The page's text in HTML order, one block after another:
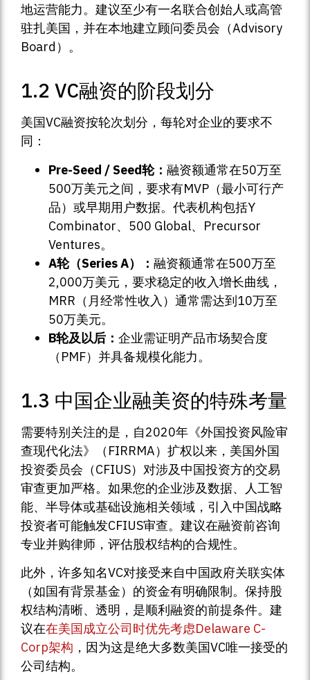
地运营能力。建议至少有一名联合创始人或高管
驻扎美国，并在本地建立顾问委员会（Advisory
Board）。
1.2 VC融资的阶段划分
美国VC融资按轮次划分，每轮对企业的要求不
同：
Pre-Seed / Seed轮： 融资额通常在50万至
500万美元之间，要求有MVP（最小可行产
品）或早期用户数据。代表机构包括Y
Combinator、500 Global、Precursor
Ventures。
A轮（Series A）： 融资额通常在500万至
2,000万美元，要求稳定的收入增长曲线，
MRR（月经常性收入）通常需达到10万至
50万美元。
B轮及以后： 企业需证明产品市场契合度
（PMF）并具备规模化能力。
1.3 中国企业融美资的特殊考量
需要特别关注的是，自2020年《外国投资风险审
查现代化法》（FIRRMA）扩权以来，美国外国
投资委员会（CFIUS）对涉及中国投资方的交易
审查更加严格。如果您的企业涉及数据、人工智
能、半导体或基础设施相关领域，引入中国战略
投资者可能触发CFIUS审查。建议在融资前咨询
专业并购律师，评估股权结构的合规性。
此外，许多知名VC对接受来自中国政府关联实体
（如国有背景基金）的资金有明确限制。保持股
权结构清晰、透明，是顺利融资的前提条件。建
议在在美国成立公司时优先考虑Delaware C-
Corp架构 ，因为这是绝大多数美国VC唯一接受的
公司结构。